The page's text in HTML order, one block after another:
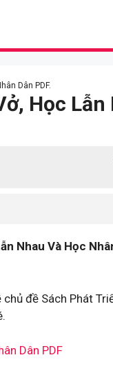
Dân PDF.
Học Lẫn
Nhau Và Học
đề Sách Phát
Dân PDF